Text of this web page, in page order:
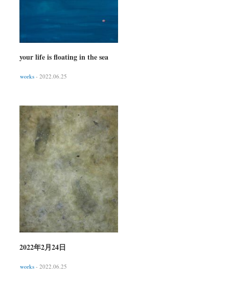
your life is floating in the sea
works - 2022.06.25
2022年2月24日
works - 2022.06.25